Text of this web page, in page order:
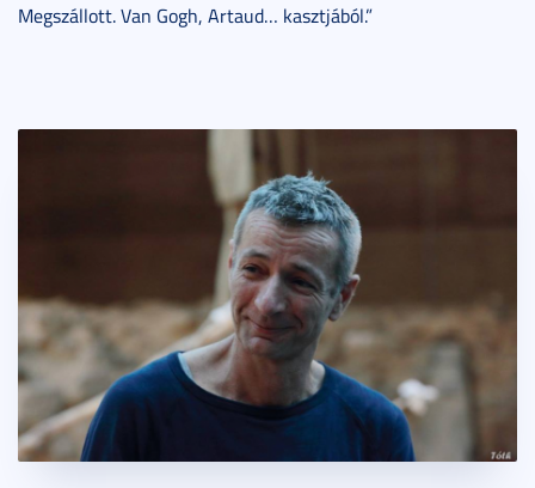
Megszállott. Van Gogh, Artaud… kasztjából.”